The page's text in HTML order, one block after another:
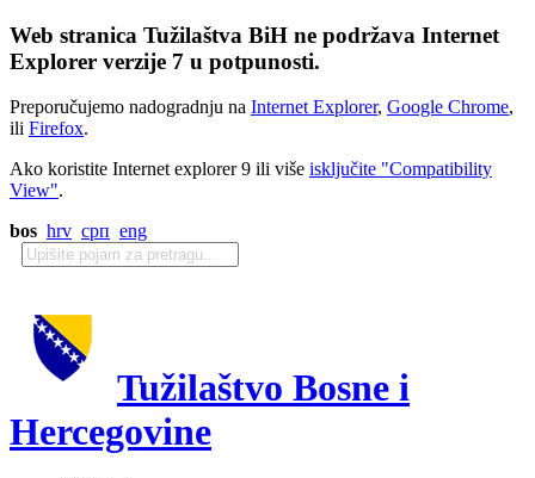
Web stranica Tužilaštva BiH ne podržava Internet
Explorer verzije 7 u potpunosti.
Preporučujemo nadogradnju na Internet Explorer, Google Chrome,
ili Firefox.
Ako koristite Internet explorer 9 ili više isključite "Compatibility
View".
bos hrv срп eng
Tužilaštvo Bosne i
Hercegovine